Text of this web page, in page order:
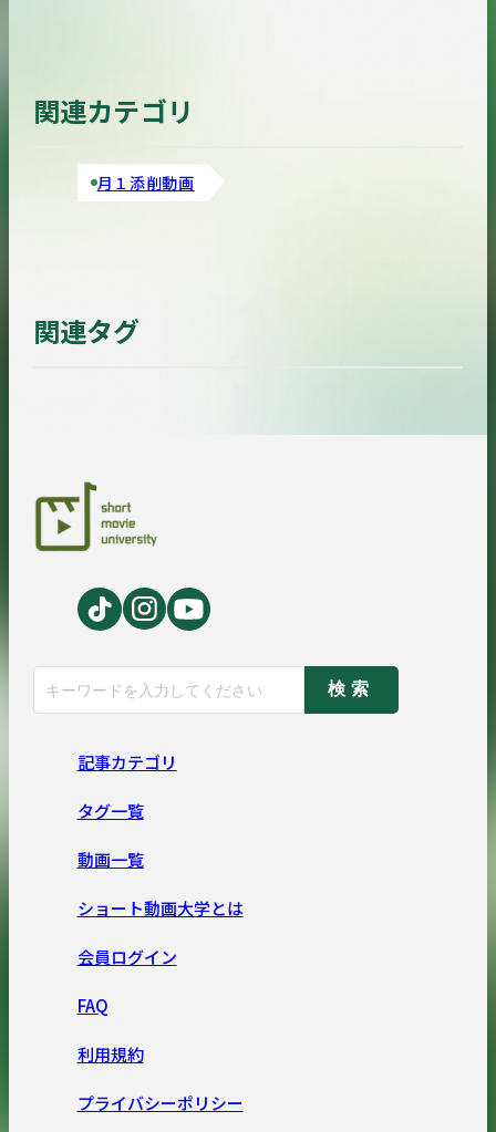
関連カテゴリ
月１添削動画
関連タグ
検索
記事カテゴリ
タグ一覧
動画一覧
ショート動画大学とは
会員ログイン
FAQ
利用規約
プライバシーポリシー